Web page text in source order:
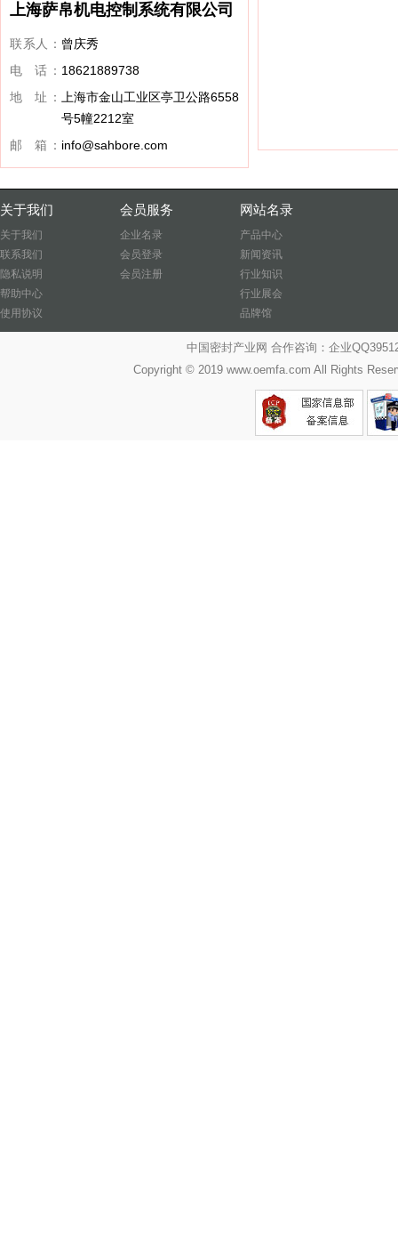
上海萨帛机电控制系统有限公司
联系人： 曾庆秀
电 话： 18621889738
地 址：
上海市金山工业区亭卫公路6558
号5幢2212室
邮 箱： info@sahbore.com
关于我们
关于我们
联系我们
隐私说明
帮助中心
使用协议
会员服务
企业名录
会员登录
会员注册
网站名录
产品中心
新闻资讯
行业知识
行业展会
品牌馆
中国密封产业网 合作咨询：企业
Copyright © 2019 www.oemfa.com All Rights